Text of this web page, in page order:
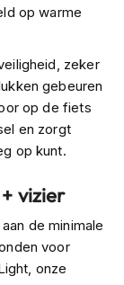
op warme
zeker
gebeuren
op de fiets
en zorgt
op kunt.
vizier
de minimale
voor
onze